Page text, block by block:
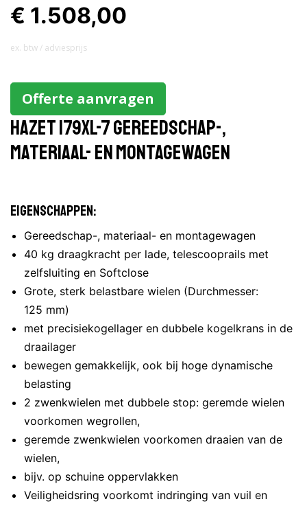
€ 1.508,00
ex. btw / adviesprijs
Offerte aanvragen
Hazet 179XL-7 Gereedschap-,
materiaal- en montagewagen
Eigenschappen:
Gereedschap-, materiaal- en montagewagen
40 kg draagkracht per lade, telescooprails met
zelfsluiting en Softclose
Grote, sterk belastbare wielen (Durchmesser:
125 mm)
met precisiekogellager en dubbele kogelkrans in de
draailager
bewegen gemakkelijk, ook bij hoge dynamische
belasting
2 zwenkwielen met dubbele stop: geremde wielen
voorkomen wegrollen,
geremde zwenkwielen voorkomen draaien van de
wielen,
bijv. op schuine oppervlakken
Veiligheidsring voorkomt indringing van vuil en